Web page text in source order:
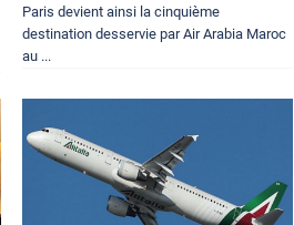
Paris devient ainsi la cinquième
destination desservie par Air Arabia Maroc
au ...